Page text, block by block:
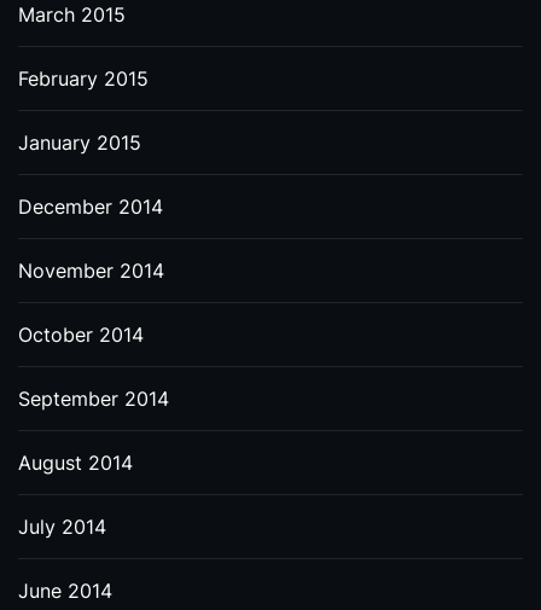
March 2015
February 2015
January 2015
December 2014
November 2014
October 2014
September 2014
August 2014
July 2014
June 2014